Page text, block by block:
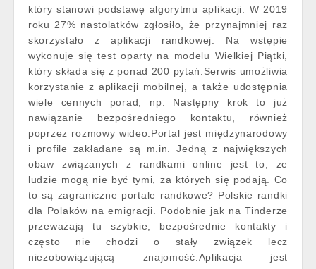
który stanowi podstawę algorytmu aplikacji. W 2019
roku 27% nastolatków zgłosiło, że przynajmniej raz
skorzystało z aplikacji randkowej. Na wstępie
wykonuje się test oparty na modelu Wielkiej Piątki,
który składa się z ponad 200 pytań.Serwis umożliwia
korzystanie z aplikacji mobilnej, a także udostępnia
wiele cennych porad, np. Następny krok to już
nawiązanie bezpośredniego kontaktu, również
poprzez rozmowy wideo.Portal jest międzynarodowy
i profile zakładane są m.in. Jedną z największych
obaw związanych z randkami online jest to, że
ludzie mogą nie być tymi, za których się podają. Co
to są zagraniczne portale randkowe? Polskie randki
dla Polaków na emigracji. Podobnie jak na Tinderze
przeważają tu szybkie, bezpośrednie kontakty i
często nie chodzi o stały związek lecz
niezobowiązującą znajomość.Aplikacja jest